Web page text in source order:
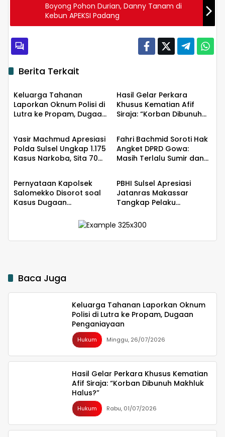
Boyong Pohon Durian, Danny Tanam di
Kebun APEKSI Padang
Berita Terkait
Hukum
Keluarga Tahanan
Laporkan Oknum Polisi di
Lutra ke Propam, Dugaan
Hasil Gelar Perkara
Khusus Kematian Afif
Siraja: “Korban Dibunuh
Hukum
Yasir Machmud Apresiasi
Polda Sulsel Ungkap 1.175
Kasus Narkoba, Sita 70
Hukum
Fahri Bachmid Soroti Hak
Angket DPRD Gowa:
Masih Terlalu Sumir dan
Hukum
Pernyataan Kapolsek
Salomekko Disorot soal
Kasus Dugaan
Bone Didesak Diambil
Hukum
PBHI Sulsel Apresiasi
Jatanras Makassar
Tangkap Pelaku
Mahasiswi
Baca Juga
Keluarga Tahanan Laporkan Oknum
Polisi di Lutra ke Propam, Dugaan
Penganiayaan
Hukum Minggu, 26/07/2026
Hasil Gelar Perkara Khusus Kematian
Afif Siraja: “Korban Dibunuh Makhluk
Halus?”
Hukum Rabu, 01/07/2026